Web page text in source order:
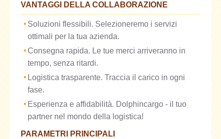
VANTAGGI DELLA COLLABORAZIONE
Soluzioni flessibili. Selezioneremo i servizi
ottimali per la tua azienda.
Consegna rapida. Le tue merci arriveranno in
tempo, senza ritardi.
Logistica trasparente. Traccia il carico in ogni
fase.
Esperienza e affidabilità. Dolphincargo - il tuo
partner nel mondo della logistica!
PARAMETRI PRINCIPALI